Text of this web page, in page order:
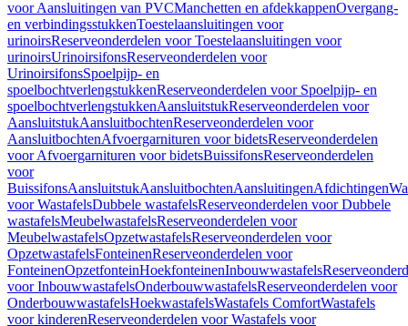
voor Aansluitingen van PVCManchetten en afdekkappenOvergang-
en verbindingsstukkenToestelaansluitingen voor
urinoirsReserveonderdelen voor Toestelaansluitingen voor
urinoirsUrinoirsifonsReserveonderdelen voor
UrinoirsifonsSpoelpijp- en
spoelbochtverlengstukkenReserveonderdelen voor Spoelpijp- en
spoelbochtverlengstukkenAansluitstukReserveonderdelen voor
AansluitstukAansluitbochtenReserveonderdelen voor
AansluitbochtenAfvoergarnituren voor bidetsReserveonderdelen
voor Afvoergarnituren voor bidetsBuissifonsReserveonderdelen
voor
BuissifonsAansluitstukAansluitbochtenAansluitingenAfdichtingen
voor WastafelsDubbele wastafelsReserveonderdelen voor Dubbele
wastafelsMeubelwastafelsReserveonderdelen voor
MeubelwastafelsOpzetwastafelsReserveonderdelen voor
OpzetwastafelsFonteinenReserveonderdelen voor
FonteinenOpzetfonteinHoekfonteinenInbouwwastafels
voor InbouwwastafelsOnderbouwwastafelsReserveonderdelen voor
OnderbouwwastafelsHoekwastafelsWastafels ComfortWastafels
voor kinderenReserveonderdelen voor Wastafels voor